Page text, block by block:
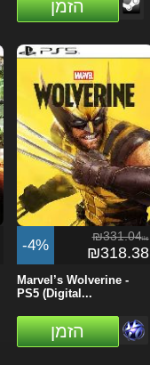
הזמן
-4% ₪331.04ils
₪318.38
Marvel’s Wolverine -
PS5 (Digital...
הזמן